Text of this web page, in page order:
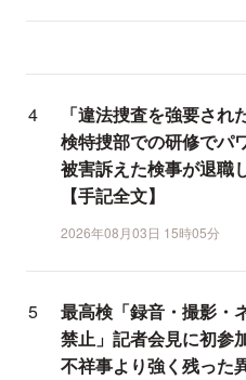
「違法捜査を強要され
検特捜部での研修でパ
被害訴えた検事が退職
【手記全文】
2026年08月03日 15時05分
最高検「録音・撮影・
禁止」記者会見に初参
不祥事より強く残った